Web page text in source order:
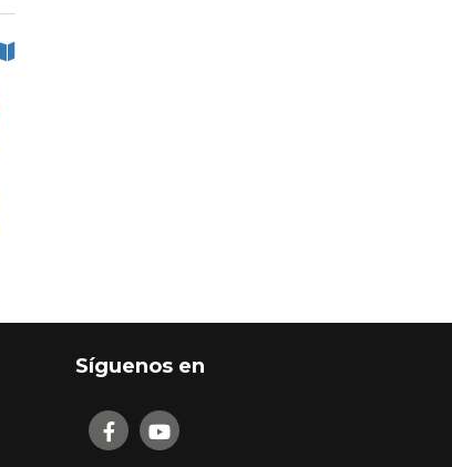
Síguenos en